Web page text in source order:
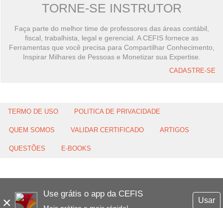
×
Use grátis o app da CEFIS
Usar
TORNE-SE INSTRUTOR
Faça parte do melhor time de professores das áreas contábil,
fiscal, trabalhista, legal e gerencial. A CEFIS fornece as
Ferramentas que você precisa para Compartilhar Conhecimento,
Inspirar Milhares de Pessoas e Monetizar sua Expertise.
CADASTRE-SE
TERMO DE USO POLITICA DE PRIVACIDADE
QUEM SOMOS VALIDAR CERTIFICADO ARTIGOS
QUESTÕES E-BOOKS